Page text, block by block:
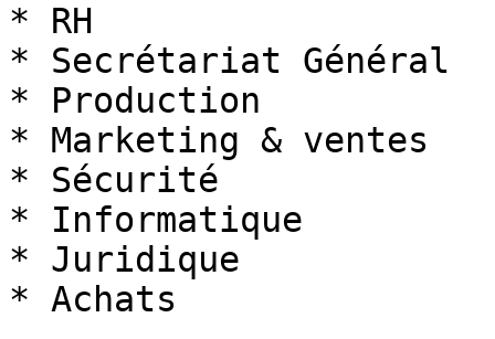
* RH
* Secrétariat Général
* Production
* Marketing & ventes
* Sécurité
* Informatique
* Juridique
* Achats